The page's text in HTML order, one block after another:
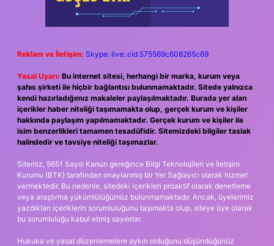
Reklam ve İletişim: Skype: live:.cid.575569c608265c69
Yasal Uyarı: Bu internet sitesi, herhangi bir marka, kurum veya
şahıs şirketi ile hiçbir bağlantısı bulunmamaktadır. Sitede yalnızca
kendi hazırladığımız makaleler paylaşılmaktadır. Burada yer alan
içerikler haber niteliği taşımamakta olup, gerçek kurum ve kişiler
hakkında paylaşım yapılmamaktadır. Gerçek kurum ve kişiler ile
isim benzerlikleri tamamen tesadüfidir. Sitemizdeki bilgiler taslak
halindedir ve tavsiye niteliği taşımazlar.
Sitemiz, 5651 Sayılı Kanun gereğince Bilgi Teknolojileri ve İletişim
Kurumu (BTK) tarafından onaylanmış bir Yer Sağlayıcı olarak hizmet
vermektedir. Bu nedenle, sitedeki içerikleri proaktif olarak denetleme
veya araştırma yükümlülüğümüz bulunmamaktadır. Ancak, üyelerimiz
yazdıkları içeriklerin sorumluluğunu taşımakta olup, siteye üye olarak
bu sorumluluğu kabul etmiş sayılırlar.
Hukuka ve yasal düzenlemelere aykırı olduğunu düşündüğünüz